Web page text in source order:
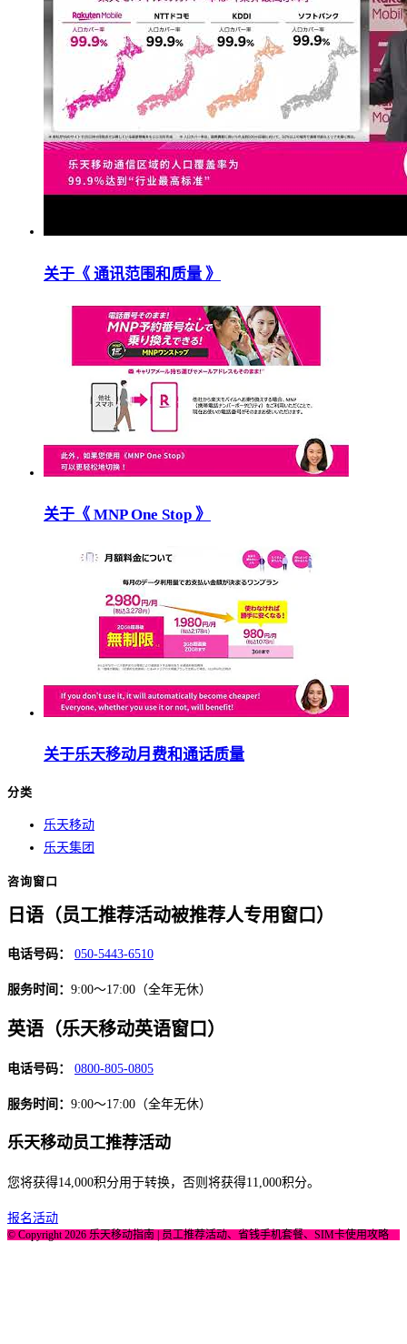
关于《 通讯范围和质量 》
关于《 MNP One Stop 》
关于乐天移动月费和通话质量
分类
乐天移动
乐天集团
咨询窗口
日语（员工推荐活动被推荐人专用窗口）
电话号码： 050-5443-6510
服务时间： 9:00～17:00（全年无休）
英语（乐天移动英语窗口）
电话号码： 0800-805-0805
服务时间： 9:00～17:00（全年无休）
乐天移动员工推荐活动
您将获得14,000积分用于转换，否则将获得11,000积分。
报名活动
© Copyright 2026 乐天移动指南 | 员工推荐活动、省钱手机套餐、SIM卡使用攻略